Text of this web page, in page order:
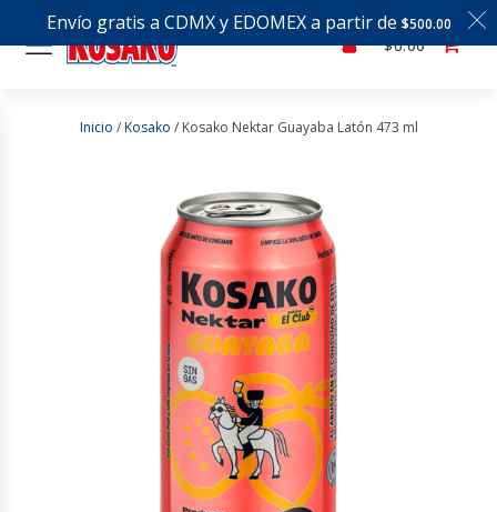
$0.00
Inicio /Kosako / Kosako Nektar Guayaba Latón 473 ml
Envío gratis a CDMX y EDOMEX a partir de $500.00